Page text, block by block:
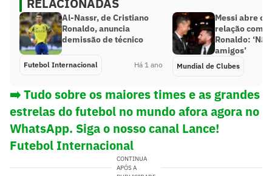
Al-Nassr, de Cristiano
Ronaldo, anuncia
demissão de técnico
Futebol Internacional Há 1 ano
Messi abre o
relação com
Ronaldo:
amigos’
Mundial de Clubes
➡️ Tudo sobre os maiores times e as grandes
estrelas do futebol no mundo afora agora no
WhatsApp. Siga o nosso canal Lance!
Futebol Internacional
CONTINUA
APÓS A